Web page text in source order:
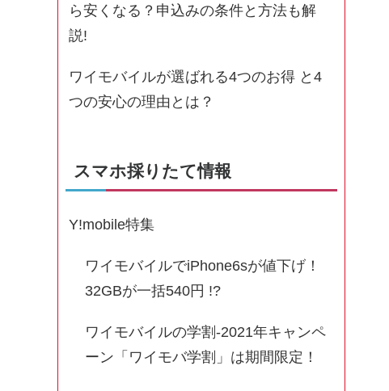
ら安くなる？申込みの条件と方法も解
説!
ワイモバイルが選ばれる4つのお得 と4
つの安心の理由とは？
スマホ採りたて情報
Y!mobile特集
ワイモバイルでiPhone6sが値下げ！
32GBが一括540円 !?
ワイモバイルの学割-2021年キャンペ
ーン「ワイモバ学割」は期間限定！